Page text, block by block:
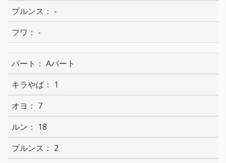
-
-
Aパート
1
7
18
2